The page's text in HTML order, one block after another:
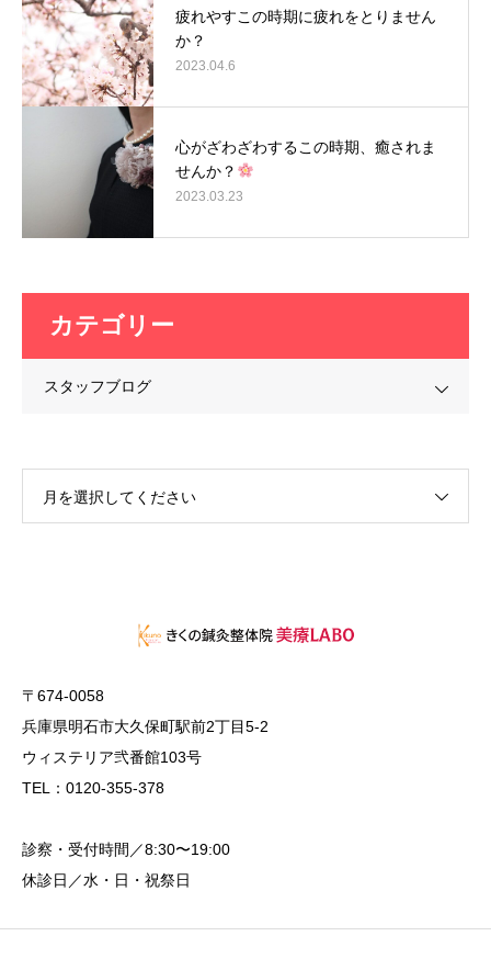
疲れやすこの時期に疲れをとりません
か？
2023.04.6
心がざわざわするこの時期、癒されま
せんか？
2023.03.23
カテゴリー
スタッフブログ
月を選択してください
〒674-0058
兵庫県明石市大久保町駅前2丁目5-2
ウィステリア弐番館103号
TEL：0120-355-378
診察・受付時間／8:30〜19:00
休診日／水・日・祝祭日